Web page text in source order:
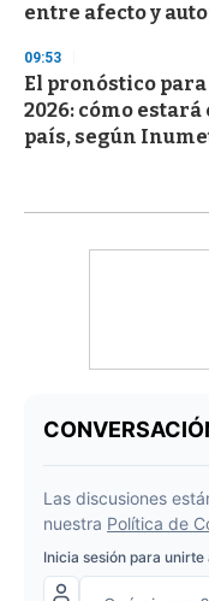
entre afecto y
09:53
El pronóstico
2026: cómo
país, según